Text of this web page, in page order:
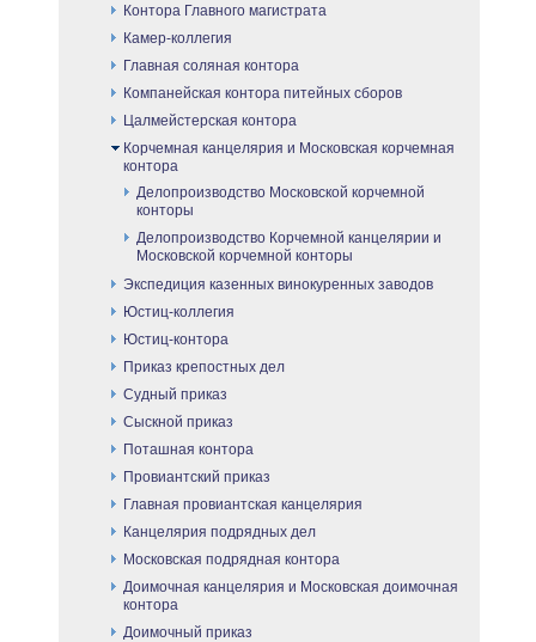
Контора Главного магистрата
Камер-коллегия
Главная соляная контора
Компанейская контора питейных сборов
Цалмейстерская контора
Корчемная канцелярия и Московская корчемная
контора
Делопроизводство Московской корчемной
конторы
Делопроизводство Корчемной канцелярии и
Московской корчемной конторы
Экспедиция казенных винокуренных заводов
Юстиц-коллегия
Юстиц-контора
Приказ крепостных дел
Судный приказ
Сыскной приказ
Поташная контора
Провиантский приказ
Главная провиантская канцелярия
Канцелярия подрядных дел
Московская подрядная контора
Доимочная канцелярия и Московская доимочная
контора
Доимочный приказ